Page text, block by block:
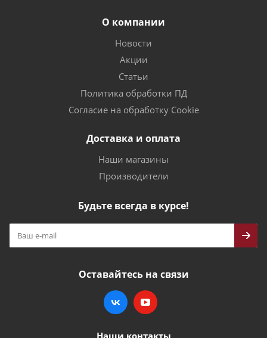
О компании
Новости
Акции
Статьи
Политика обработки ПД
Согласие на обработку Cookie
Доставка и оплата
Наши магазины
Производители
Будьте всегда в курсе!
Оставайтесь на связи
Наши контакты